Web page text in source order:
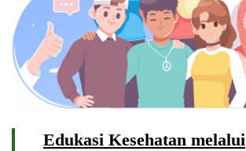
Edukasi Kesehatan melalui